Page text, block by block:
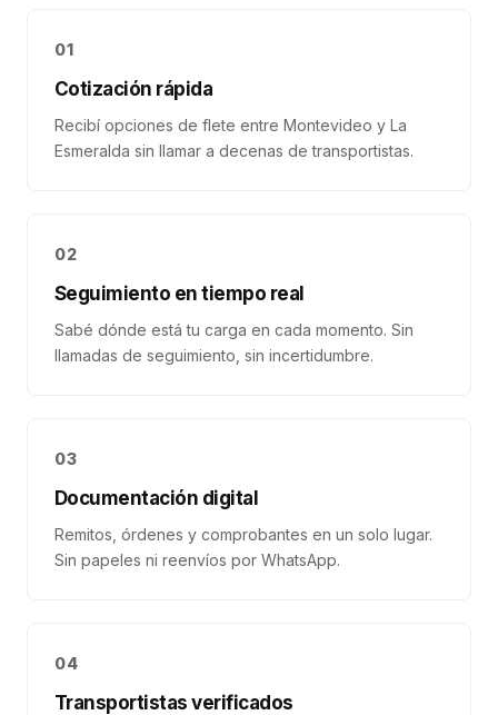
01
Cotización rápida
Recibí opciones de flete entre Montevideo y La
Esmeralda sin llamar a decenas de transportistas.
02
Seguimiento en tiempo real
Sabé dónde está tu carga en cada momento. Sin
llamadas de seguimiento, sin incertidumbre.
03
Documentación digital
Remitos, órdenes y comprobantes en un solo lugar.
Sin papeles ni reenvíos por WhatsApp.
04
Transportistas verificados